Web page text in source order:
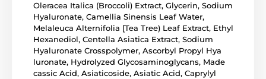
Oleracea Italica (Broccoli) Extract, Glycerin, Sodium
Hyaluronate, Camellia Sinensis Leaf Water,
Melaleuca Alternifolia [Tea Tree) Leaf Extract, Ethyl
Hexanediol, Centella Asiatica Extract, Sodium
Hyaluronate Crosspolymer, Ascorbyl Propyl Hya
luronate, Hydrolyzed Glycosaminoglycans, Made
cassic Acid, Asiaticoside, Asiatic Acid, Caprylyl